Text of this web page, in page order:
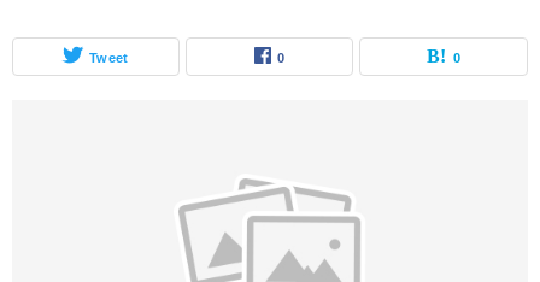
Tweet 0 0